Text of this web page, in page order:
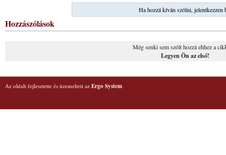
Ha hozzá kíván szólni, jelentkezzen
Hozzászólások
Még senki sem szólt hozzá ehhez a
Legyen Ön az első!
Az oldalt fejlesztette és üzemelteti az Ergo System